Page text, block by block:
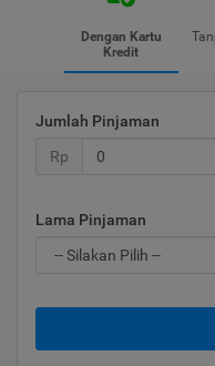
Dengan Kartu
Kredit
Jumlah Pinjaman
Rp
Lama Pinjaman